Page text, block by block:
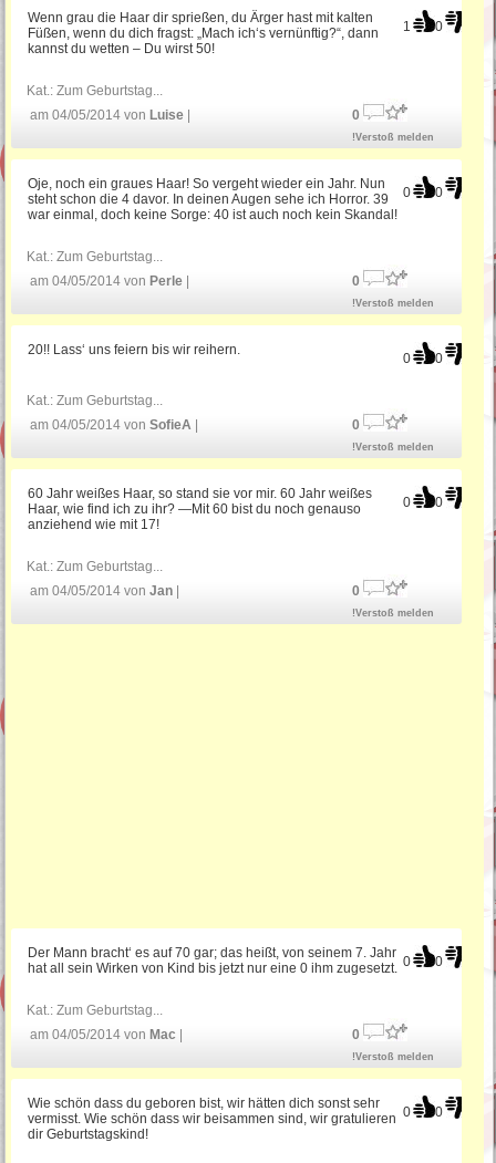
Bayerische Geburtstagssprüche
Geburtstagssprüche für Mama
1 0
Wenn grau die Haar dir sprießen, du Ärger hast mit kalten
Füßen, wenn du dich fragst: „Mach ich‘s vernünftig?“, dann
kannst du wetten – Du wirst 50!
Kat.:Zum Geburtstag...
am 04/05/2014 von Luise 0
!Verstoß melden
0 0
Oje, noch ein graues Haar! So vergeht wieder ein Jahr. Nun
steht schon die 4 davor. In deinen Augen sehe ich Horror. 39
war einmal, doch keine Sorge: 40 ist auch noch kein Skandal!
Kat.:Zum Geburtstag...
am 04/05/2014 von Perle 0
!Verstoß melden
0 0
20!! Lass‘ uns feiern bis wir reihern.
Kat.:Zum Geburtstag...
am 04/05/2014 vonSofieA 0
!Verstoß melden
0 0
60 Jahr weißes Haar, so stand sie vor mir. 60 Jahr weißes
Haar, wie find ich zu ihr? —Mit 60 bist du noch genauso
anziehend wie mit 17!
Kat.:Zum Geburtstag...
am 04/05/2014 vonJan 0
!Verstoß melden
0 0
Der Mann bracht‘ es auf 70 gar; das heißt, von seinem 7. Jahr
hat all sein Wirken von Kind bis jetzt nur eine 0 ihm zugesetzt.
Kat.:Zum Geburtstag...
am 04/05/2014 von Mac 0
!Verstoß melden
0 0
Wie schön dass du geboren bist, wir hätten dich sonst sehr
vermisst. Wie schön dass wir beisammen sind, wir gratulieren
dir Geburtstagskind!